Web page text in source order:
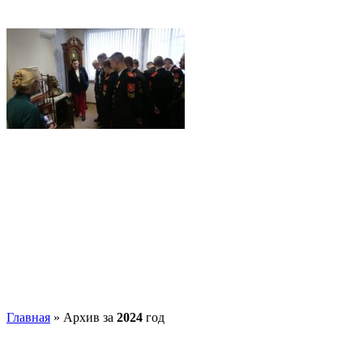
Главная » Архив за 2024 год